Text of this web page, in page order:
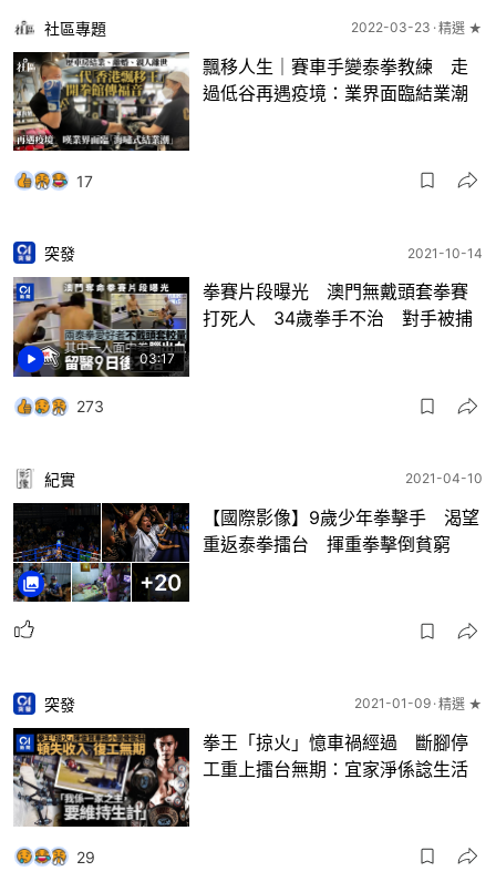
社區專題 2022-03-23 精選 ★
飄移人生｜賽車手變泰拳教練 走
過低谷再遇疫境：業界面臨結業潮
17
03:17
突發 2021-10-14
拳賽片段曝光 澳門無戴頭套拳賽
打死人 34歲拳手不治 對手被捕
273
+20
紀實 2021-04-10
【國際影像】9歲少年拳擊手 渴望
重返泰拳擂台 揮重拳擊倒貧窮
突發 2021-01-09 精選 ★
拳王「掠火」憶車禍經過 斷腳停
工重上擂台無期：宜家淨係諗生活
29